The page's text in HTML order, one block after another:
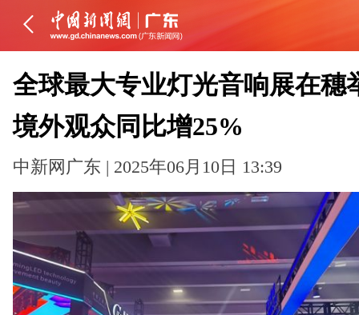
全球最大专业灯光音响展在穗
境外观众同比增25%
中新网广东 | 2025年06月10日 13:39